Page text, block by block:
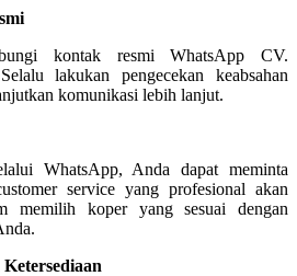
kontak resmi WhatsApp CV.
lakukan pengecekan keabsahan
komunikasi lebih lanjut.
WhatsApp, Anda dapat meminta
service yang profesional akan
memilih koper yang sesuai dengan